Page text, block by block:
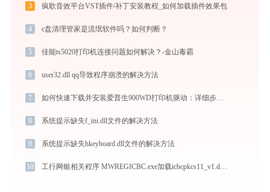
3 疯歌音效平台VST插件/补丁安装教程_如何加载插件效果包
4 c盘清理管家是流氓软件吗？如何判断？
5 佳能ts5020打印机连接问题如何解决？-金山毒霸
6 user32.dll qq导致程序崩溃的解决方法
7 如何快速下载并安装爱普生900WD打印机驱动：详细步骤解析
8 系统提示缺失f_ini.dll文件的解决方法
9 系统提示缺失hkeyboard.dll文件的解决方法
10 工行网银相关程序 MWREGICBC.exe加载icbcpkcs11_v1.dll文件丢失处理办法